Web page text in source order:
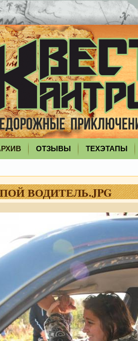
ОТЗЫВЫ ТЕХЭТАПЫ
ВОДИТЕЛЬ.JPG